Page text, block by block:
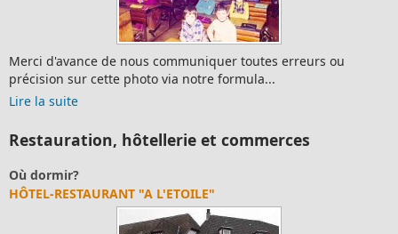
Merci d'avance de nous communiquer toutes erreurs ou
précision sur cette photo via notre formula...
Lire la suite
Restauration, hôtellerie et commerces
Où dormir?
HÔTEL-RESTAURANT "A L'ETOILE"